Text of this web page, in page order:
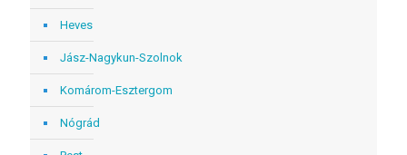
Heves
Jász-Nagykun-Szolnok
Komárom-Esztergom
Nógrád